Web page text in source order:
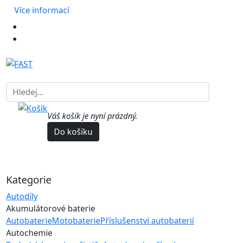
Více informací
Váš košík je nyní prázdný.
Do košíku
Kategorie
Autodíly
Akumulátorové baterie
AutobaterieMotobateriePříslušenství autobaterií
Autochemie